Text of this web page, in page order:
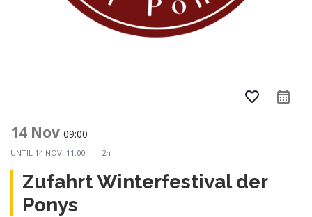
favorite_border calendar_month
14 Nov 09:00
UNTIL 14 NOV, 11:00 2h
Zufahrt Winterfestival der
Ponys